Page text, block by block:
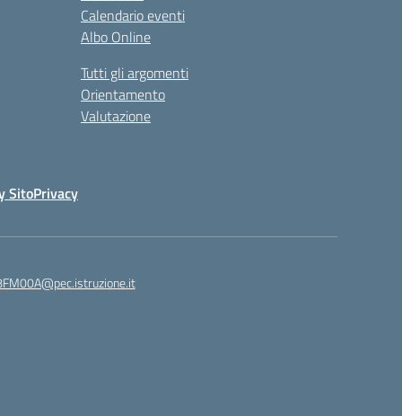
Calendario eventi
Albo Online
Tutti gli argomenti
Orientamento
Valutazione
SitoPrivacy